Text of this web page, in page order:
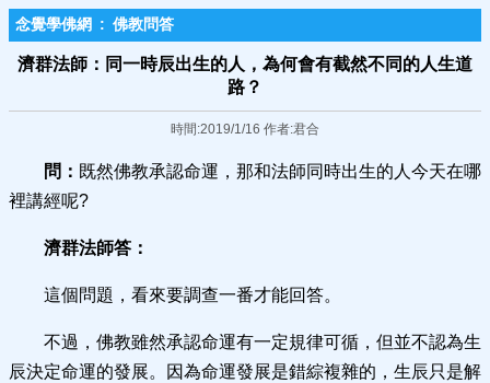
念覺學佛網 : 佛教問答
濟群法師：同一時辰出生的人，為何會有截然不同的人生道
路？
時間:2019/1/16 作者:君合
問： 既然佛教承認命運，那和法師同時出生的人今天在哪
裡講經呢?
濟群法師答：
這個問題，看來要調查一番才能回答。
不過，佛教雖然承認命運有一定規律可循，但並不認為生
辰決定命運的發展。因為命運發展是錯綜複雜的，生辰只是解